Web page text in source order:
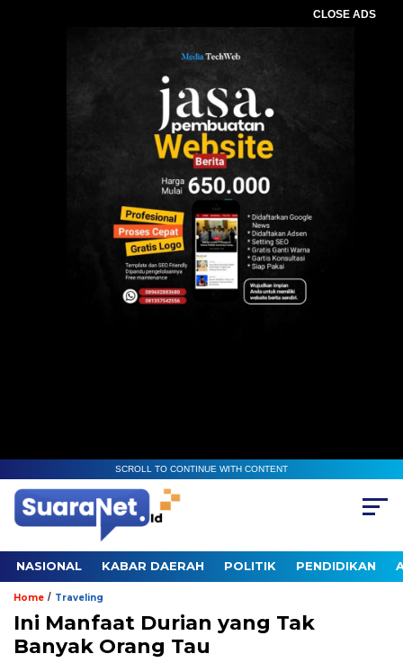
CLOSE ADS
SCROLL TO CONTINUE WITH CONTENT
NASIONAL KABAR DAERAH POLITIK PENDIDIKAN
Home / Traveling
Ini Manfaat Durian yang Tak
Banyak Orang Tau